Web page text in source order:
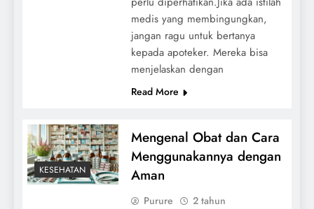
medis yang membingungkan,
jangan ragu untuk bertanya
kepada apoteker. Mereka bisa
menjelaskan dengan
Read More
KESEHATAN
Mengenal Obat dan Cara
Menggunakannya dengan
Aman
Purure
2 tahun